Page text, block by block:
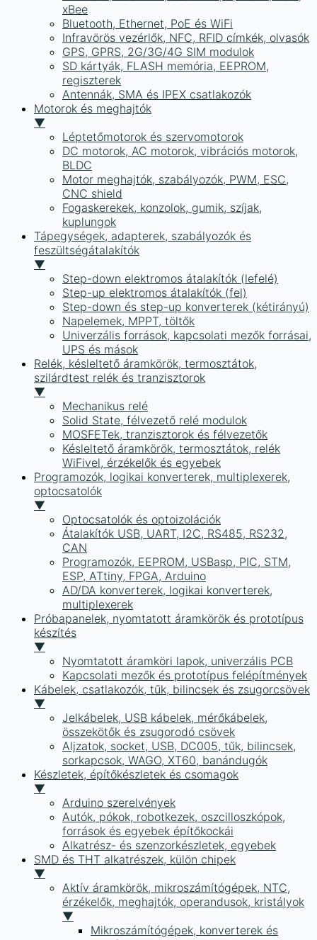
xBee
Bluetooth, Ethernet, PoE és WiFi
Infravörös vezérlők, NFC, RFID címkék, olvasók
GPS, GPRS, 2G/3G/4G SIM modulok
SD kártyák, FLASH memória, EEPROM,
regiszterek
Antennák, SMA és IPEX csatlakozók
Motorok és meghajtók
▼
Léptetőmotorok és szervomotorok
DC motorok, AC motorok, vibrációs motorok,
BLDC
Motor meghajtók, szabályozók, PWM, ESC,
CNC shield
Fogaskerekek, konzolok, gumik, szíjak,
kuplungok
Tápegységek, adapterek, szabályozók és
feszültségátalakítók
▼
Step-down elektromos átalakítók (lefelé)
Step-up elektromos átalakítók (fel)
Step-down és step-up konverterek (kétirányú)
Napelemek, MPPT, töltők
Univerzális források, kapcsolati mezők forrásai,
UPS és mások
Relék, késleltető áramkörök, termosztátok,
szilárdtest relék és tranzisztorok
▼
Mechanikus relé
Solid State, félvezető relé modulok
MOSFETek, tranzisztorok és félvezetők
Késleltető áramkörök, termosztátok, relék
WiFivel, érzékelők és egyebek
Programozók, logikai konverterek, multiplexerek,
optocsatolók
▼
Optocsatolók és optoizolációk
Átalakítók USB, UART, I2C, RS485, RS232,
CAN
Programozók, EEPROM, USBasp, PIC, STM,
ESP, ATtiny, FPGA, Arduino
AD/DA konverterek, logikai konverterek,
multiplexerek
Próbapanelek, nyomtatott áramkörök és prototípus
készítés
▼
Nyomtatott áramköri lapok, univerzális PCB
Kapcsolati mezők és prototípus felépítmények
Kábelek, csatlakozók, tűk, bilincsek és zsugorcsövek
▼
Jelkábelek, USB kábelek, mérőkábelek,
összekötők és zsugorodó csövek
Aljzatok, socket, USB, DC005, tűk, bilincsek,
sorkapcsok, WAGO, XT60, banándugók
Készletek, építőkészletek és csomagok
▼
Arduino szerelvények
Autók, pókok, robotkezek, oszcilloszkópok,
források és egyebek építőkockái
Alkatrész- és szenzorkészletek, egyebek
SMD és THT alkatrészek, külön chipek
▼
Aktív áramkörök, mikroszámítógépek, NTC,
érzékelők, meghajtók, operandusok, kristályok
▼
Mikroszámítógépek, konverterek és